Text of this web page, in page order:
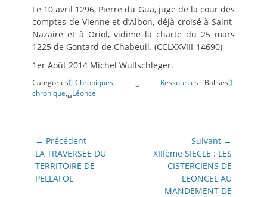
Le 10 avril 1296, Pierre du Gua, juge de la cour des
comptes de Vienne et d’Albon, déjà croisé à Saint-
Nazaire et à Oriol, vidime la charte du 25 mars
1225 de Gontard de Chabeuil. (CCLXXVIII-14690)
1er Août 2014 Michel Wullschleger.
Categories Chroniques,␣ Ressources
Balises
chronique,␣Léoncel
Navigation
de
l’article
← Précédent
Article
précédent:
LA TRAVERSEE DU
TERRITOIRE DE
PELLAFOL
Suivant →
ArticleXIIIème SIECLE : LES
CISTERCIENS DE
LEONCEL AU
MANDEMENT DE